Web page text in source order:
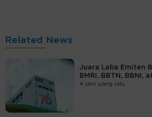
Related News
Juara Laba Emiten
BMRI, BBTN, BBNI,
4 jam yang lalu